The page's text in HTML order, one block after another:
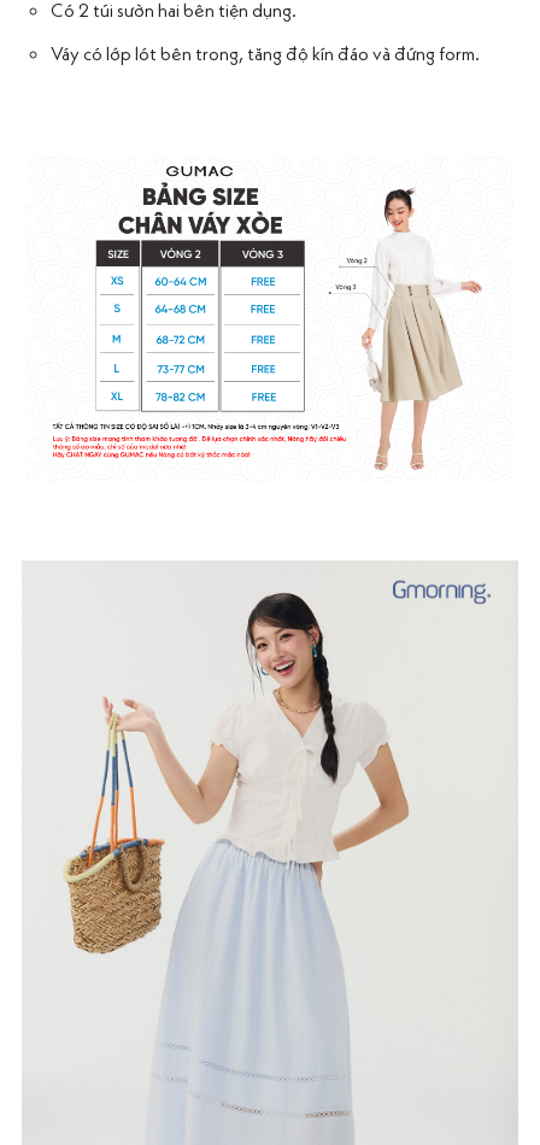
Có 2 túi sườn hai bên tiện dụng.
Váy có lớp lót bên trong, tăng độ kín đáo và đứng form.